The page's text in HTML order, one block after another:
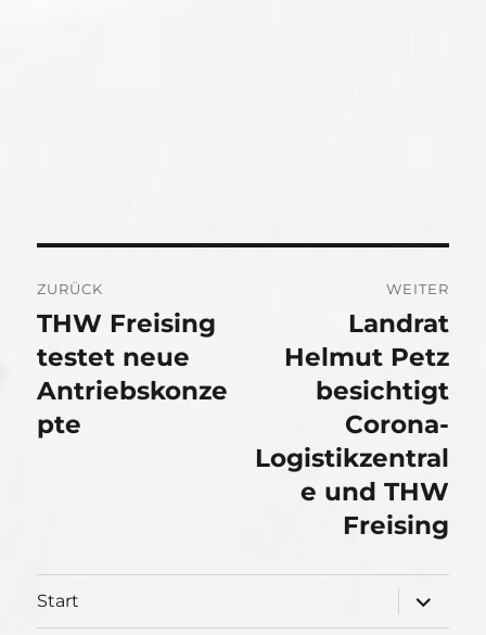
ZURÜCK
Vorheriger
Beitrag:
THW Freising
testet neue
Antriebskonze
pte
WEITER
Beitrag:
Landrat
Helmut Petz
besichtigt
Corona-
Logistikzentral
e und THW
Freising
Start
öffnen